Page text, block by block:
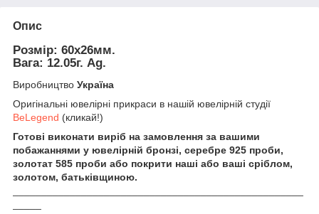
Опис
Розмір: 60х26мм.
Вага: 12.05г. Ag.
Виробництво Україна
Оригінальні ювелірні прикраси в нашій ювелірній студії
BeLegend (кликай!)
Готові виконати виріб на замовлення за вашими
побажаннями у ювелірній бронзі, серебре 925 проби,
золотат 585 проби або покрити наші або ваші сріблом,
золотом, батьківщиною.